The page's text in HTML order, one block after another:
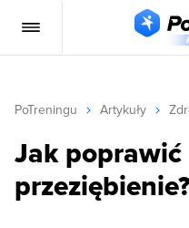
PoTreningu Artykuły
Jak
przeziębienie?